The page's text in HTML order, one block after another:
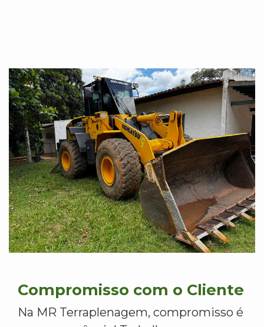
Compromisso com o Cliente
Na MR Terraplenagem, compromisso é